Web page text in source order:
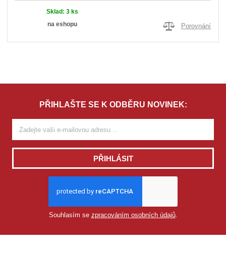
Sklad:3 ks
na eshopu
Porovnání
PŘIHLAŠTE SE K ODBĚRU NOVINEK:
PŘIHLÁSIT
Souhlasím se zpracováním osobních údajů.